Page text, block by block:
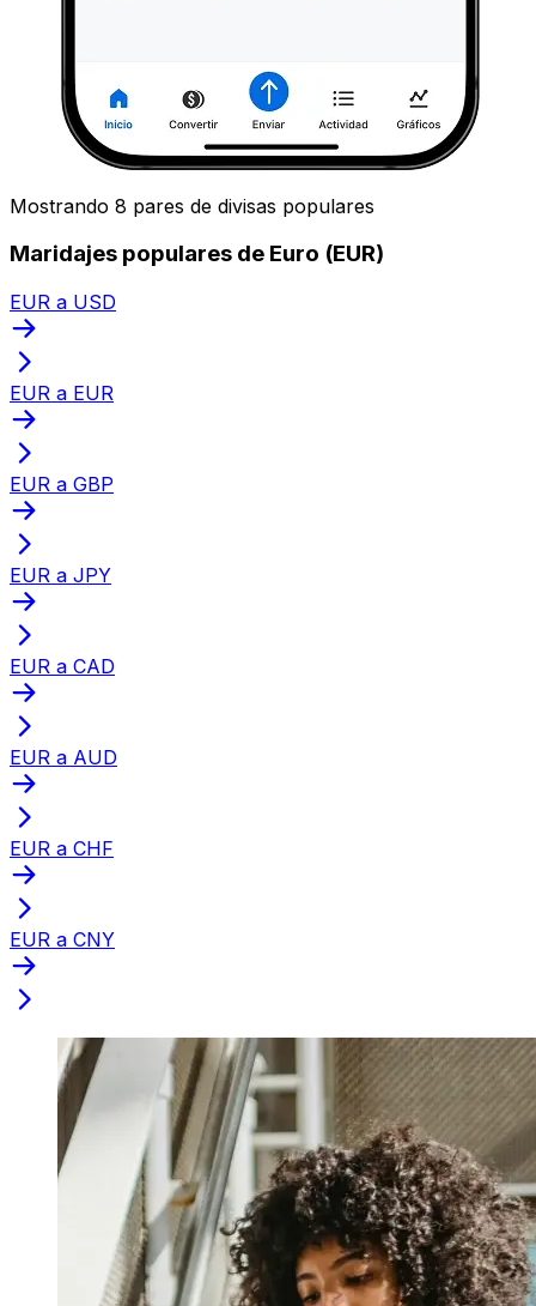
Mostrando 8 pares de divisas populares
Maridajes populares de Euro (EUR)
EUR a USD
EUR a EUR
EUR a GBP
EUR a JPY
EUR a CAD
EUR a AUD
EUR a CHF
EUR a CNY